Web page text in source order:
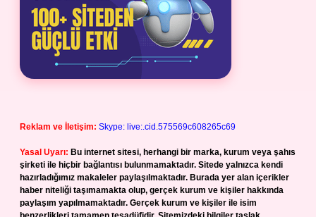
Reklam ve İletişim: Skype: live:.cid.575569c608265c69
Yasal Uyarı: Bu internet sitesi, herhangi bir marka, kurum veya şahıs
şirketi ile hiçbir bağlantısı bulunmamaktadır. Sitede yalnızca kendi
hazırladığımız makaleler paylaşılmaktadır. Burada yer alan içerikler
haber niteliği taşımamakta olup, gerçek kurum ve kişiler hakkında
paylaşım yapılmamaktadır. Gerçek kurum ve kişiler ile isim